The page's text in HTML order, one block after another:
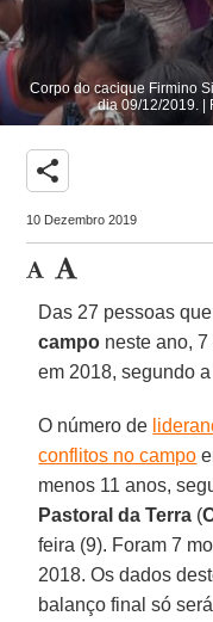
Corpo do cacique Firmino
dia 09/12/2019. |
share
10 Dezembro 2019
Das 27 pessoas que
campo neste ano, 7
em 2018, segundo
O número de
conflitos no campo
menos 11 anos,
Pastoral da Terra (
feira (9). Foram 7
2018. Os dados
balanço final só